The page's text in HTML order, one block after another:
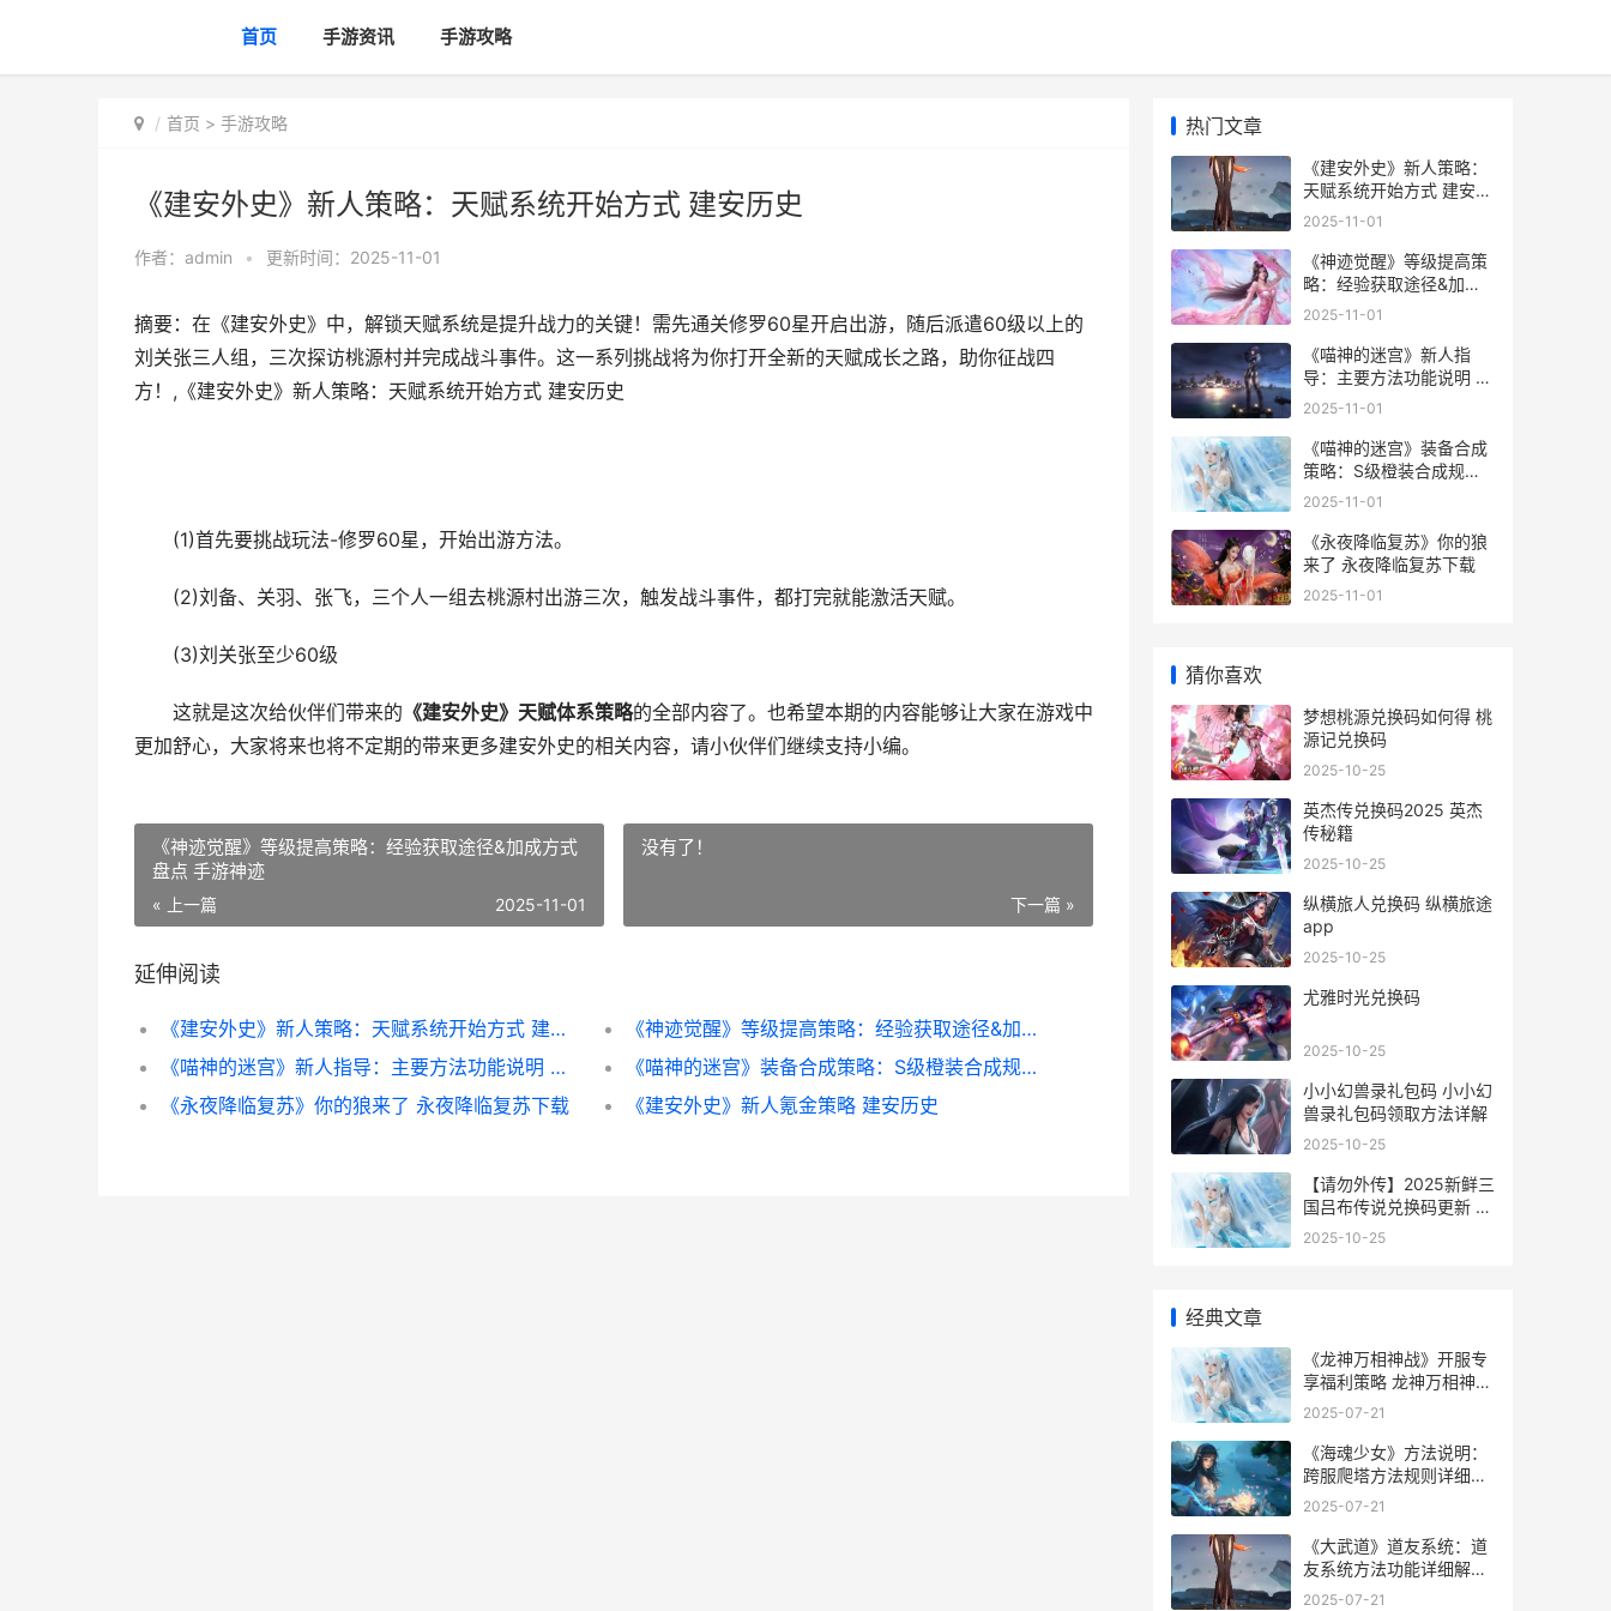
首页 手游资讯 手游攻略
首页 > 手游攻略
《建安外史》新人策略：天赋系统开始方式 建安历史
作者： admin • 更新时间：2025-11-01
摘要：在《建安外史》中，解锁天赋系统是提升战力的关键！需先通关修罗60星开启出游，随后派遣60级以上的
刘关张三人组，三次探访桃源村并完成战斗事件。这一系列挑战将为你打开全新的天赋成长之路，助你征战四
方！,《建安外史》新人策略：天赋系统开始方式 建安历史
(1)首先要挑战玩法-修罗60星，开始出游方法。
(2)刘备、关羽、张飞，三个人一组去桃源村出游三次，触发战斗事件，都打完就能激活天赋。
(3)刘关张至少60级
这就是这次给伙伴们带来的 《建安外史》天赋体系策略的全部内容了。也希望本期的内容能够让大家在游戏中
更加舒心，大家将来也将不定期的带来更多建安外史的相关内容，请小伙伴们继续支持小编。
《神迹觉醒》等级提高策略：经验获取途径&加成方式
盘点 手游神迹
« 上一篇 2025-11-01
没有了！
下一篇 »
延伸阅读
《建安外史》新人策略：天赋系统开始方式 建安历史
《神迹觉醒》等级提高策略：经验获取途径&加成方式盘点 手游神迹
《喵神的迷宫》新人指导：主要方法功能说明 喵神的迷宫破解版
《喵神的迷宫》装备合成策略：S级橙装合成规则全解析 喵神的游戏
《永夜降临复苏》你的狼来了 永夜降临复苏下载
《建安外史》新人氪金策略 建安历史
热门文章
《建安外史》新人策略：
天赋系统开始方式 建安历
史
2025-11-01
《神迹觉醒》等级提高策
略：经验获取途径&加成
方式盘点 手游神迹
2025-11-01
《喵神的迷宫》新人指
导：主要方法功能说明 喵
神的迷宫破解版
2025-11-01
《喵神的迷宫》装备合成
策略：S级橙装合成规则
全解析 喵神的游戏
2025-11-01
《永夜降临复苏》你的狼
来了 永夜降临复苏下载
2025-11-01
猜你喜欢
梦想桃源兑换码如何得 桃
源记兑换码
2025-10-25
英杰传兑换码2025 英杰
传秘籍
2025-10-25
纵横旅人兑换码 纵横旅途
app
2025-10-25
尤雅时光兑换码
2025-10-25
小小幻兽录礼包码 小小幻
兽录礼包码领取方法详解
2025-10-25
【请勿外传】2025新鲜三
国吕布传说兑换码更新 请
勿外泄什么意思
2025-10-25
经典文章
《龙神万相神战》开服专
享福利策略 龙神万相神战
阵容推荐
2025-07-21
《海魂少女》方法说明：
跨服爬塔方法规则详细解
答 海魂角色介绍
2025-07-21
《大武道》道友系统：道
友系统方法功能详细解答
大道之武道
2025-07-21